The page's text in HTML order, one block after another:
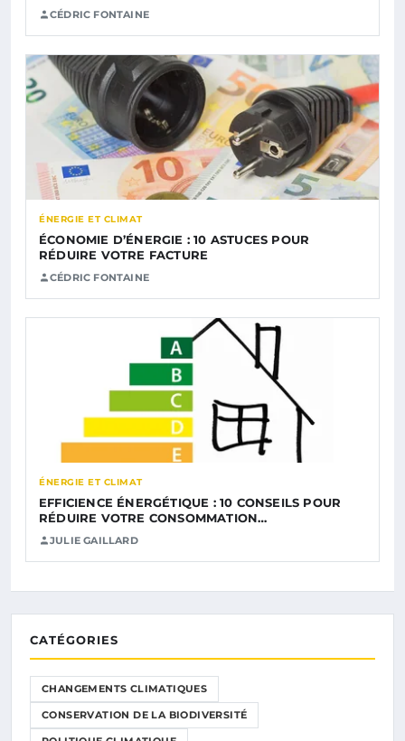
CÉDRIC FONTAINE
ÉNERGIE ET CLIMAT
ÉCONOMIE D’ÉNERGIE : 10 ASTUCES POUR
RÉDUIRE VOTRE FACTURE
CÉDRIC FONTAINE
ÉNERGIE ET CLIMAT
EFFICIENCE ÉNERGÉTIQUE : 10 CONSEILS POUR
RÉDUIRE VOTRE CONSOMMATION…
JULIE GAILLARD
CATÉGORIES
CHANGEMENTS CLIMATIQUES
CONSERVATION DE LA BIODIVERSITÉ